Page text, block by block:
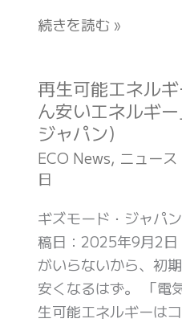
ン)
れ、
ヤ
鉄
道
の
建
で
生
態
系
が
続きを読む »
再生可能エネル
ん安いエネルギ
ジャパン)
ECO News, ニュース
日
ギズモード・ジャパ
稿日：2025年9月2
がいらないから、初
安くなるはず。 「電
生可能エネルギーはコ
再
生
可
能
エ
ル
ギ
ー
が
つ